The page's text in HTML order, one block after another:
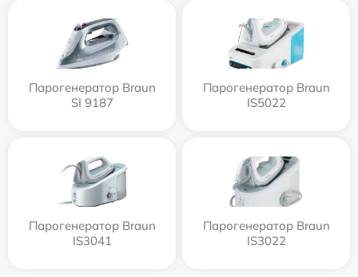
Парогенератор Braun
SI 9187
Парогенератор Braun
IS5022
Парогенератор Braun
IS3041
Парогенератор Braun
IS3022